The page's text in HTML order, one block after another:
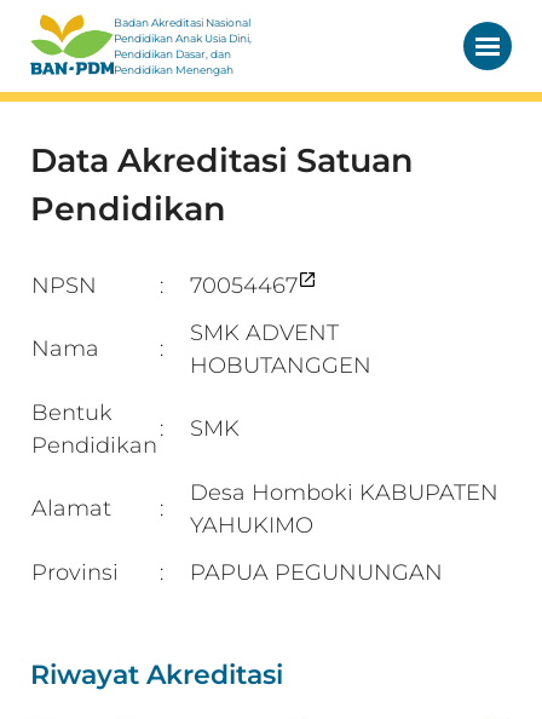
Badan Akreditasi Nasional
Pendidikan Anak Usia Dini,
Pendidikan Dasar, dan
Pendidikan Menengah
Data Akreditasi Satuan
Pendidikan
NPSN : 70054467
Nama :
SMK ADVENT
HOBUTANGGEN
Bentuk
Pendidikan
: SMK
Alamat :
Desa Homboki KABUPATEN
YAHUKIMO
Provinsi
: PAPUA PEGUNUNGAN
Riwayat Akreditasi